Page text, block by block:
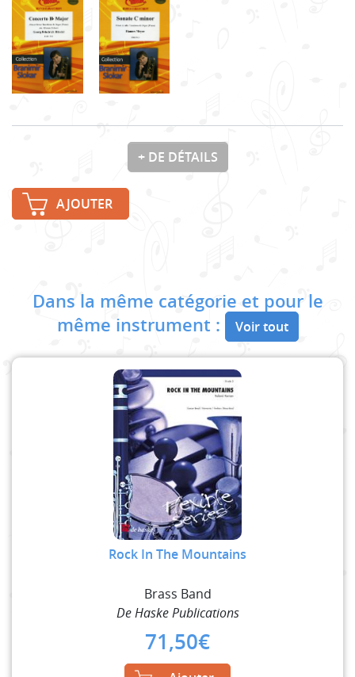
+ DE DÉTAILS
AJOUTER
Dans la même catégorie et pour le
même instrument :
Voir tout
Rock In The Mountains
Brass Band
De Haske Publications
71,50€